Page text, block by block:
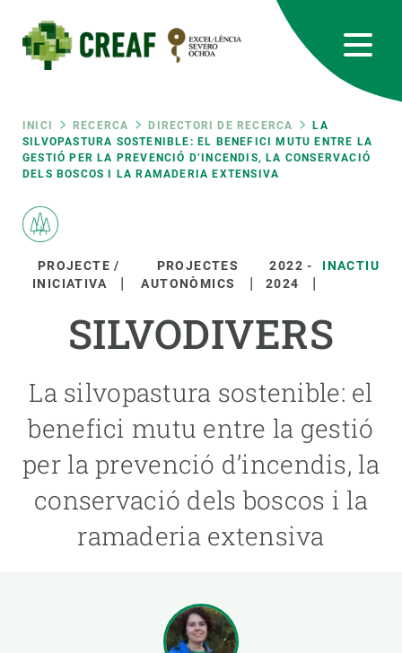
contingut
Fil
d'ariadna
INICI RECERCA DIRECTORI DE RECERCA
LA
SILVOPASTURA SOSTENIBLE: EL BENEFICI MUTU ENTRE LA
GESTIÓ PER LA PREVENCIÓ D’INCENDIS, LA CONSERVACIÓ
DELS BOSCOS I LA RAMADERIA EXTENSIVA
PROJECTE /
INICIATIVA
PROJECTES
AUTONÒMICS
2022 -
2024
INACTIU
SILVODIVERS
La silvopastura sostenible: el
benefici mutu entre la gestió
per la prevenció d’incendis, la
conservació dels boscos i la
ramaderia extensiva
RRSS
Featured
responsive
INTRANET
Responsive
menu
SOBRE NOSALTRES
UNEIX-TE A NOSALTRES
PARTICIPA